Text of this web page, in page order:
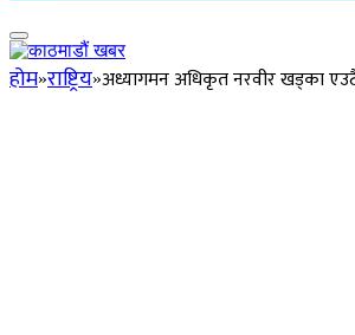
होम»राष्ट्रिय»अध्यागमन अधिकृत नरवीर खड्का